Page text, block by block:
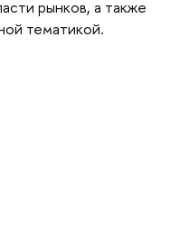
рынков, а также
тематикой.